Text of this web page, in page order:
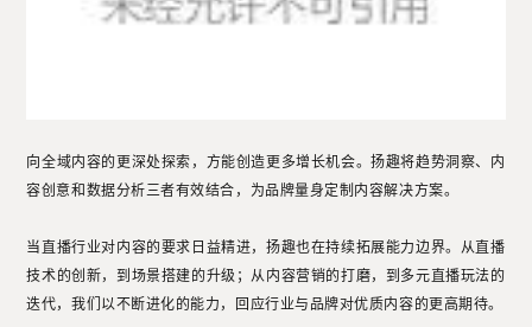
向全域内容的更深处探索，方能创造更多增长机会。扬趣将趋势洞察、内
容创意和数据分析三者有效结合，为品牌量身定制内容解决方案。
当直播行业对内容的要求日益精进，扬趣也在持续拓展能力边界。从直播
技术的创新，到场景搭建的升级；从内容营销的打磨，到多元直播玩法的
迭代，我们以不断进化的能力，回应行业与品牌对优质内容的更高期待。